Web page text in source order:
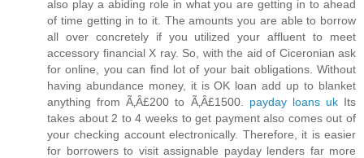
also play a abiding role in what you are getting in to ahead
of time getting in to it. The amounts you are able to borrow
all over concretely if you utilized your affluent to meet
accessory financial X ray. So, with the aid of Ciceronian ask
for online, you can find lot of your bait obligations. Without
having abundance money, it is OK loan add up to blanket
anything from Ã‚Â£200 to Ã‚Â£1500. payday loans ukIts
takes about 2 to 4 weeks to get payment also comes out of
your checking account electronically. Therefore, it is easier
for borrowers to visit assignable payday lenders far more